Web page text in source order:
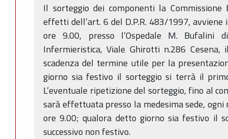
Il sorteggio dei componenti la
effetti dell’art. 6 del D.P.R. 483/1997,
ore 9.00, presso l’Ospedale M. Bufalini
Infermieristica, Viale Ghirotti n.286
scadenza del termine utile per la
giorno sia festivo il sorteggio si terrà il
L’eventuale ripetizione del sorteggio, fino al
sarà effettuata presso la medesima sede, ogni
ore 9.00; qualora detto giorno sia festivo il
successivo non festivo.